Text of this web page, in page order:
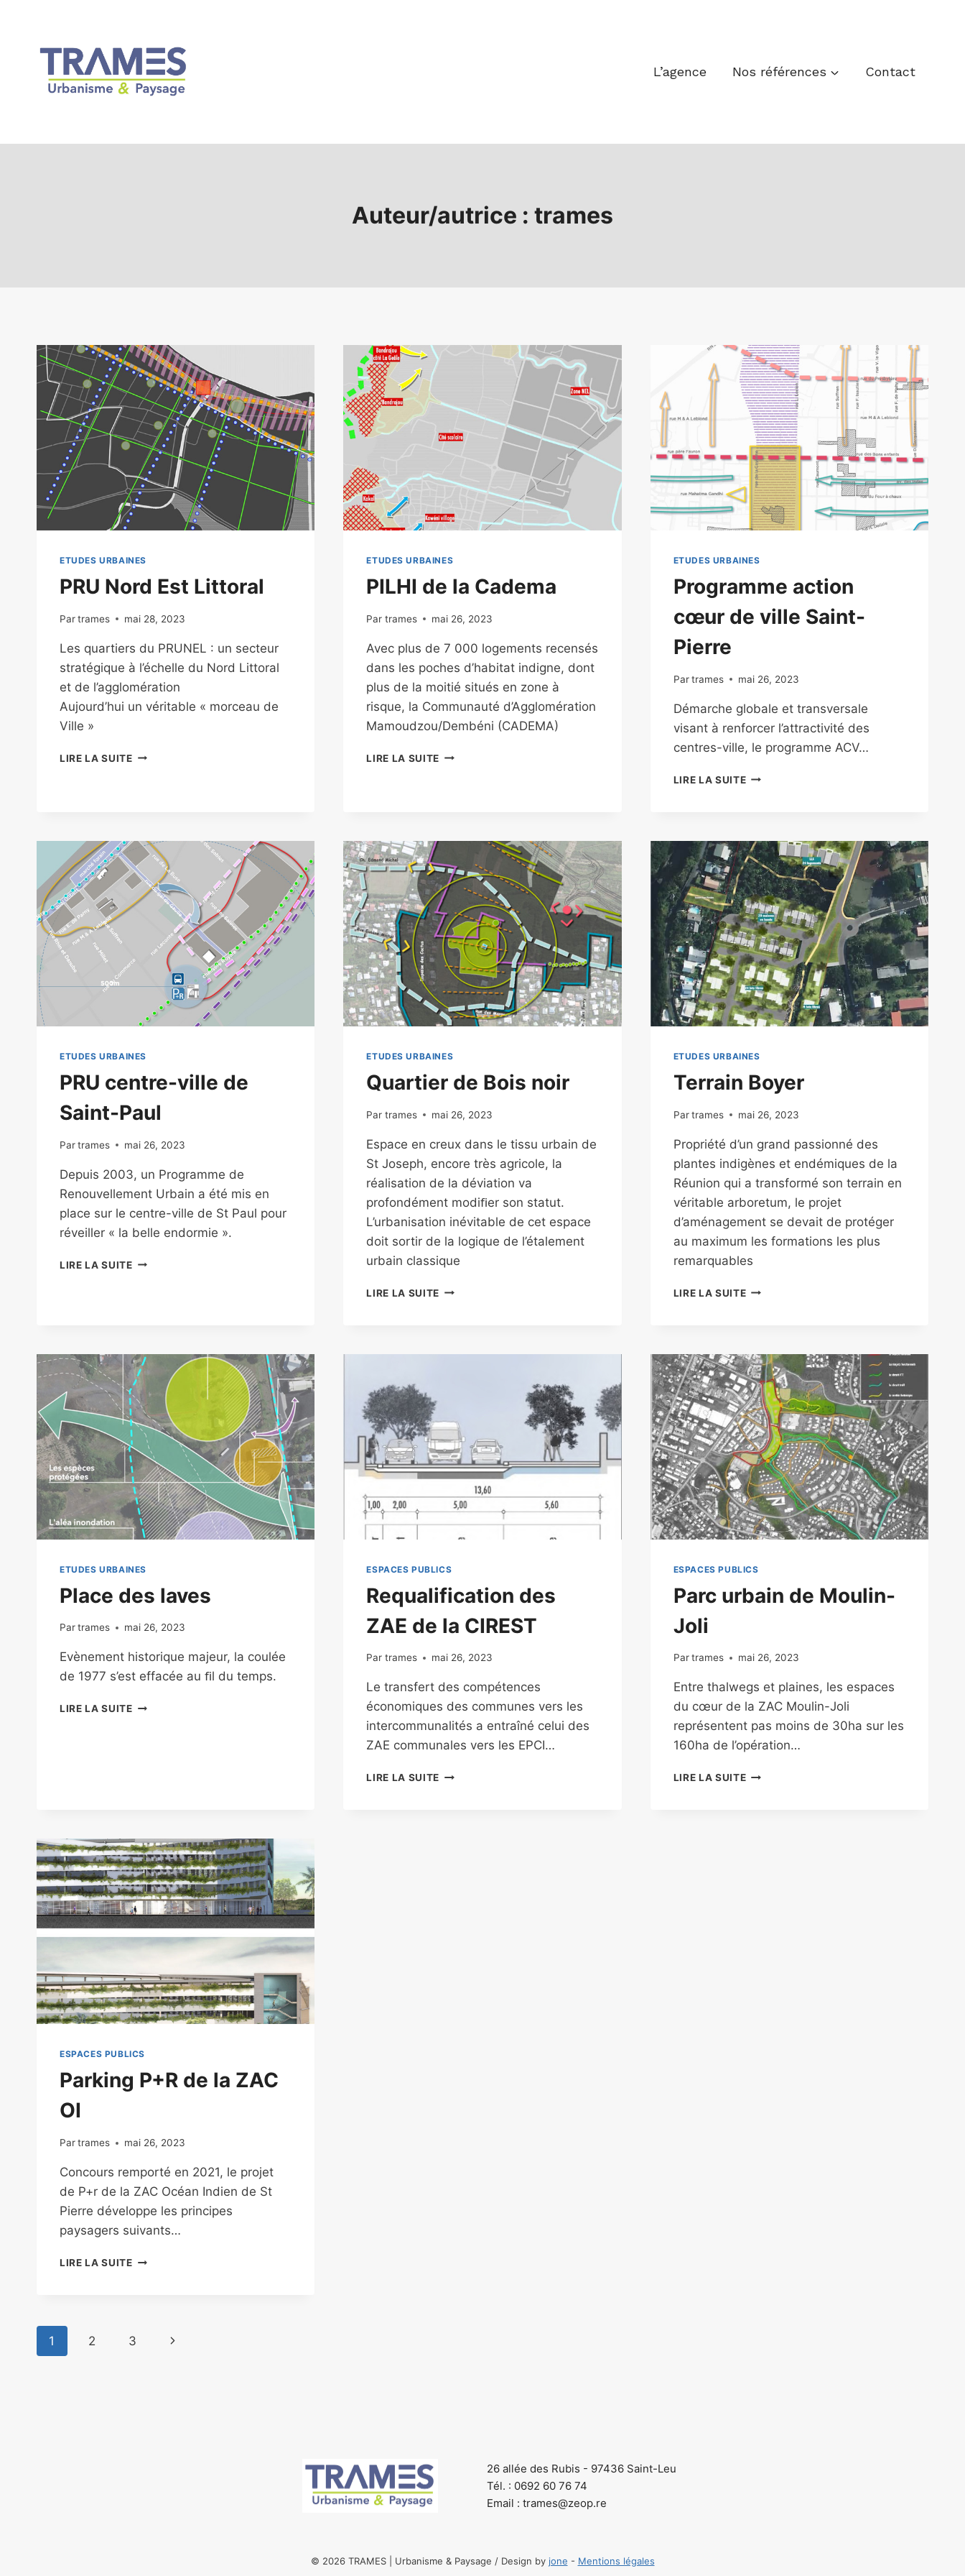
L’agence Nos références Contact
Auteur/autrice : trames
ETUDES URBAINES
PRU Nord Est Littoral
Partrames mai 28, 2023
Les quartiers du PRUNEL : un secteur
stratégique à l’échelle du Nord Littoral
et de l’agglomération
Aujourd’hui un véritable « morceau de
Ville »
LIRE LA SUITE
ETUDES URBAINES
PILHI de la Cadema
Par trames mai 26, 2023
Avec plus de 7 000 logements recensés
dans les poches d’habitat indigne, dont
plus de la moitié situés en zone à
risque, la Communauté d’Agglomération
Mamoudzou/Dembéni (CADEMA)
LIRE LA SUITE
ETUDES URBAINES
Programme action
cœur de ville Saint-
Pierre
Par trames mai 26, 2023
Démarche globale et transversale
visant à renforcer l’attractivité des
centres-ville, le programme ACV…
LIRE LA SUITE
ETUDES URBAINES
PRU centre-ville de
Saint-Paul
Partrames mai 26, 2023
Depuis 2003, un Programme de
Renouvellement Urbain a été mis en
place sur le centre-ville de St Paul pour
réveiller « la belle endormie ».
LIRE LA SUITE
ETUDES URBAINES
Quartier de Bois noir
Par trames mai 26, 2023
Espace en creux dans le tissu urbain de
St Joseph, encore très agricole, la
réalisation de la déviation va
profondément modiﬁer son statut.
L’urbanisation inévitable de cet espace
doit sortir de la logique de l’étalement
urbain classique
LIRE LA SUITE
ETUDES URBAINES
Terrain Boyer
Par trames mai 26, 2023
Propriété d’un grand passionné des
plantes indigènes et endémiques de la
Réunion qui a transformé son terrain en
véritable arboretum, le projet
d’aménagement se devait de protéger
au maximum les formations les plus
remarquables
LIRE LA SUITE
ETUDES URBAINES
Place des laves
Partrames mai 26, 2023
Evènement historique majeur, la coulée
de 1977 s’est effacée au ﬁl du temps.
LIRE LA SUITE
ESPACES PUBLICS
Requalification des
ZAE de la CIREST
Par trames mai 26, 2023
Le transfert des compétences
économiques des communes vers les
intercommunalités a entraîné celui des
ZAE communales vers les EPCI…
LIRE LA SUITE
ESPACES PUBLICS
Parc urbain de Moulin-
Joli
Par trames mai 26, 2023
Entre thalwegs et plaines, les espaces
du cœur de la ZAC Moulin-Joli
représentent pas moins de 30ha sur les
160ha de l’opération…
LIRE LA SUITE
ESPACES PUBLICS
Parking P+R de la ZAC
OI
Partrames mai 26, 2023
Concours remporté en 2021, le projet
de P+r de la ZAC Océan Indien de St
Pierre développe les principes
paysagers suivants…
LIRE LA SUITE
1 2 3
26 allée des Rubis - 97436 Saint-Leu
Tél. : 0692 60 76 74
Email : trames@zeop.re
© 2026 TRAMES | Urbanisme & Paysage / Design by jone - Mentions légales